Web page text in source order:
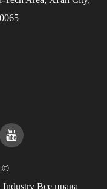
©
Industry Все права